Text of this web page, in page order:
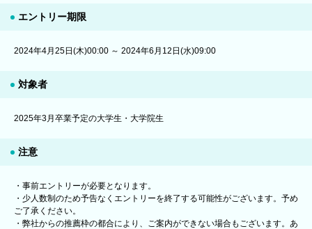
エントリー期限
2024年4月25日(木)00:00 ～ 2024年6月12日(水)09:00
対象者
2025年3月卒業予定の大学生・大学院生
注意
・事前エントリーが必要となります。
・少人数制のため予告なくエントリーを終了する可能性がございます。予め
ご了承ください。
・弊社からの推薦枠の都合により、ご案内ができない場合もございます。あ